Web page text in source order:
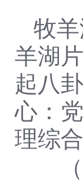
牧
羊湖
起八卦
心：
理综
（一